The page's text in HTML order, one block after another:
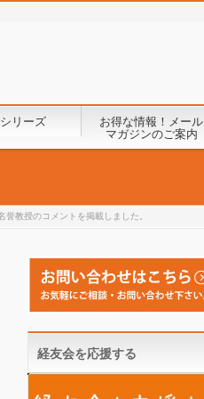
リーズ
お得な情報！メール
マガジンのご案内
教授のコメントを掲載しました。
経友会を応援する